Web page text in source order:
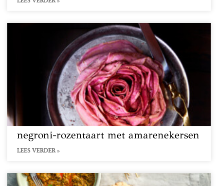
negroni-rozentaart met amarenekersen
LEES VERDER »